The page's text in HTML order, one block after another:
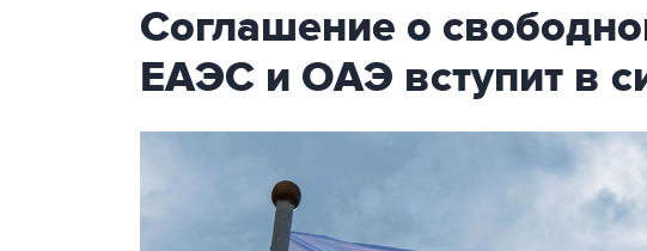
Соглашение о
ЕАЭС и ОАЭ вступит в